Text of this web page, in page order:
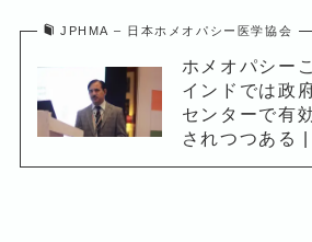
JPHMA – 日本ホメオパシー医学協会
ホメオパシー
インドでは政
センターで有
されつつある